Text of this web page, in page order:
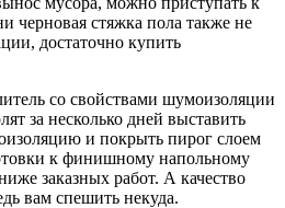
черновая стяжка пола также не
достаточно купить
со свойствами шумоизоляции
за несколько дней выставить
и покрыть пирог слоем
к финишному напольному
заказных работ. А качество
вам спешить некуда.